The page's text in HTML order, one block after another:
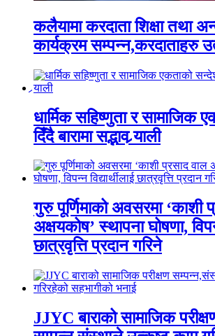
कलैयामा करदाता शिक्षा तथा
कार्यक्रम सम्पन्न,करदाताहरु
धार्मिक सहिष्णुता र सामाजिक
दिँदै बारामा सद्भाव र्‍याली
गुरु पूर्णिमाको अवसरमा ‘काशी
अक्षयकोष’ स्थापना घोषणा,
छात्रवृत्ति प्रदान गरिने
JJYC बाराको सामाजिक